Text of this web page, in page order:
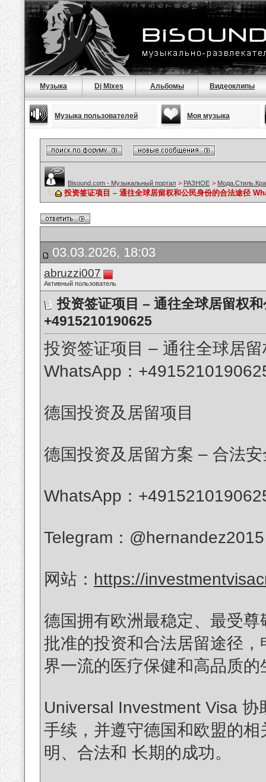
Музыка Dj Mixes Альбомы Видеоклипы
Музыка пользователей Моя музыка
Bisound.com - Музыкальный портал > РАЗНОЕ >
投资签证项目 – 通往全球居留权和公民身份的合法途径
03.03.2026, 18:03
abruzzi007
Активный пользователь
投资签证项目 – 通往全球居留权
+4915210190625
投资签证项目 – 通往全球居
WhatsApp：
德国投资及居留项目
德国投资及居留方案 – 合法
WhatsApp：
Telegram：@hernandez2015
网站： https://
德国拥有欧洲最稳定、最受
批准的投资和合法居留途径
界一流的医疗保健和高品质的
Universal Investment Visa
手续，并遵守德国和欧盟的
明、合法和 长期的成功。